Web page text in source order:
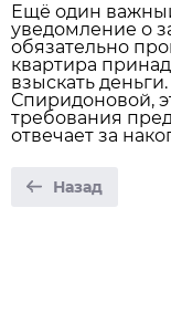
Ещё один
уведомление о
обязательно
квартира
взыскать
Спиридоновой,
требования
отвечает за
Назад